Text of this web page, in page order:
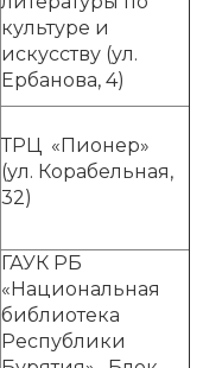
культуре и
искусству (ул.
Ербанова, 4)
ТРЦ «Пионер»
(ул. Корабельная,
32)
ГАУК РБ
«Национальная
библиотека
Республики